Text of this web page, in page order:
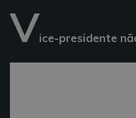
Vice-presidente